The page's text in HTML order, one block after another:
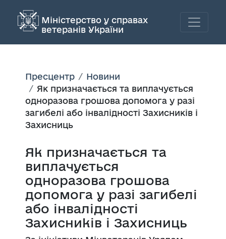
Міністерство у справах
ветеранів України
Пресцентр
Новини
Як призначається та виплачується
одноразова грошова допомога у разі
загибелі або інвалідності Захисників і
Захисниць
Як призначається та
виплачується
одноразова грошова
допомога у разі загибелі
або інвалідності
Захисників і Захисниць